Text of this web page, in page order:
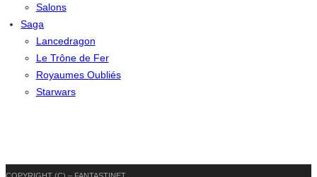
Salons
Saga
Lancedragon
Le Trône de Fer
Royaumes Oubliés
Starwars